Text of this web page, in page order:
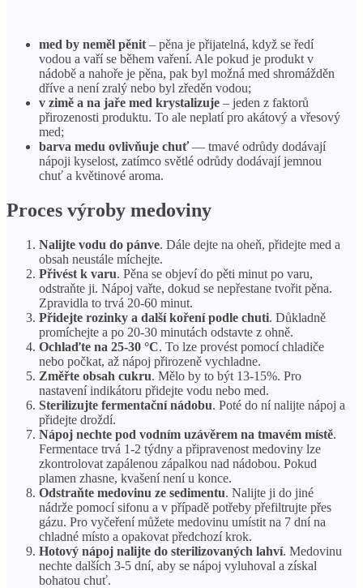
med by neměl pěnit – pěna je přijatelná, když se ředí
vodou a vaří se během vaření. Ale pokud je produkt v
nádobě a nahoře je pěna, pak byl možná med shromážděn
dříve a není zralý nebo byl zředěn vodou;
v zimě a na jaře med krystalizuje – jeden z faktorů
přirozenosti produktu. To ale neplatí pro akátový a vřesový
med;
barva medu ovlivňuje chuť— tmavé odrůdy dodávají
nápoji kyselost, zatímco světlé odrůdy dodávají jemnou
chuť a květinové aroma.
Proces výroby medoviny
Nalijte vodu do pánve. Dále dejte na oheň, přidejte med a
obsah neustále míchejte.
Přivést k varu. Pěna se objeví do pěti minut po varu,
odstraňte ji. Nápoj vařte, dokud se nepřestane tvořit pěna.
Zpravidla to trvá 20-60 minut.
Přidejte rozinky a další koření podle chuti. Důkladně
promíchejte a po 20-30 minutách odstavte z ohně.
Ochlaďte na 25-30 °C. To lze provést pomocí chladiče
nebo počkat, až nápoj přirozeně vychladne.
Změřte obsah cukru. Mělo by to být 13-15%. Pro
nastavení indikátoru přidejte vodu nebo med.
Sterilizujte fermentační nádobu. Poté do ní nalijte nápoj a
přidejte droždí.
Nápoj nechte pod vodním uzávěrem na tmavém místě.
Fermentace trvá 1-2 týdny a připravenost medoviny lze
zkontrolovat zapálenou zápalkou nad nádobou. Pokud
plamen zhasne, kvašení není u konce.
Odstraňte medovinu ze sedimentu. Nalijte ji do jiné
nádrže pomocí sifonu a v případě potřeby přefiltrujte přes
gázu. Pro vyčeření můžete medovinu umístit na 7 dní na
chladné místo a opakovat předchozí krok.
Hotový nápoj nalijte do sterilizovaných lahví. Medovinu
nechte dalších 3-5 dní, aby se nápoj vyluhoval a získal
bohatou chuť.